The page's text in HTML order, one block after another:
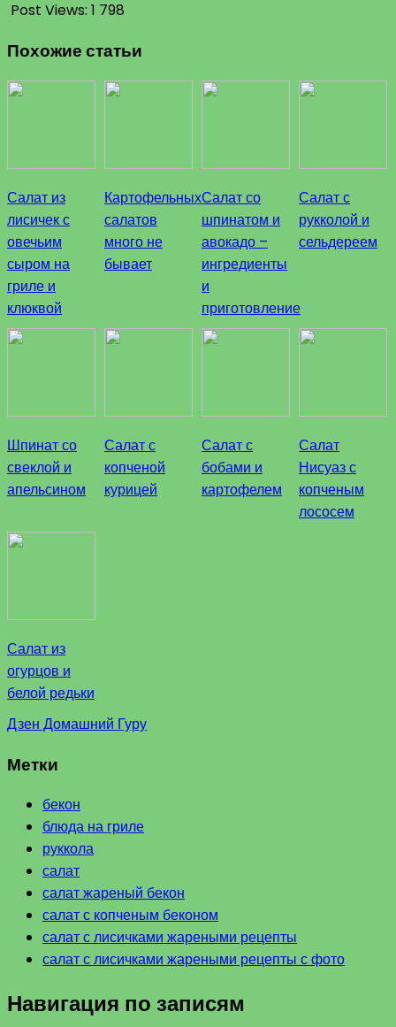
Post Views: 1 798
Похожие статьи
Салат из
лисичек с
овечьим
сыром на
гриле и
клюквой
Картофельных
салатов
много не
бывает
Салат со
шпинатом и
авокадо –
ингредиенты
и
приготовление
Салат с
рукколой и
сельдереем
Шпинат со
свеклой и
апельсином
Салат с
копченой
курицей
Салат с
бобами и
картофелем
Салат
Нисуаз с
копченым
лососем
Салат из
огурцов и
белой редьки
Дзен Домашний Гуру
Метки
бекон
блюда на гриле
руккола
салат
салат жареный бекон
салат с копченым беконом
салат с лисичками жареными рецепты
салат с лисичками жареными рецепты с фото
Навигация по записям